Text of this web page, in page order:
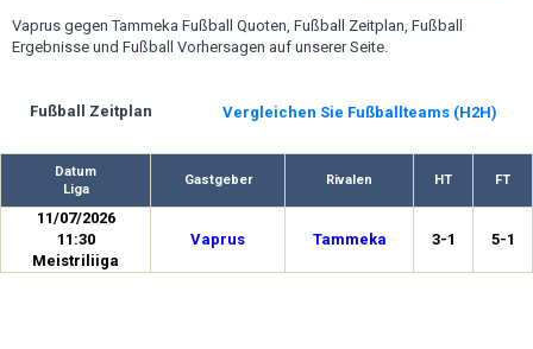
Vaprus gegen Tammeka Fußball Quoten, Fußball Zeitplan, Fußball
Ergebnisse und Fußball Vorhersagen auf unserer Seite.
Fußball Zeitplan Vergleichen Sie Fußballteams (H2H)
Datum
Liga
Gastgeber Rivalen HT FT
11/07/2026
11:30
Meistriliiga
Vaprus Tammeka 3-1 5-1